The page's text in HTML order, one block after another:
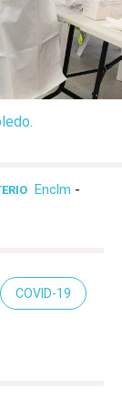
Enclm -
COVID-19